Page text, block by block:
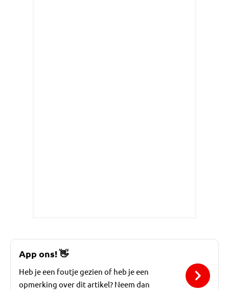
App ons!👋
Heb je een foutje gezien of heb je een
opmerking over dit artikel? Neem dan